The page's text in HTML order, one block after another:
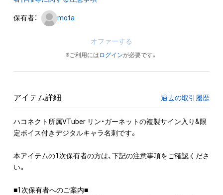
保有者： mota
オファーする
※ご利用には ログインが必要です。
アイテム詳細 過去の取引履歴
ハコネクト所属VTuber リン・ガーネットの複製サイン入り&限
定ボイス付きデジタルキャラ名刺です。
本アイテムの1次保有者の方は、下記の注意事項をご確認くださ
い。
■1次保有者へのご案内■